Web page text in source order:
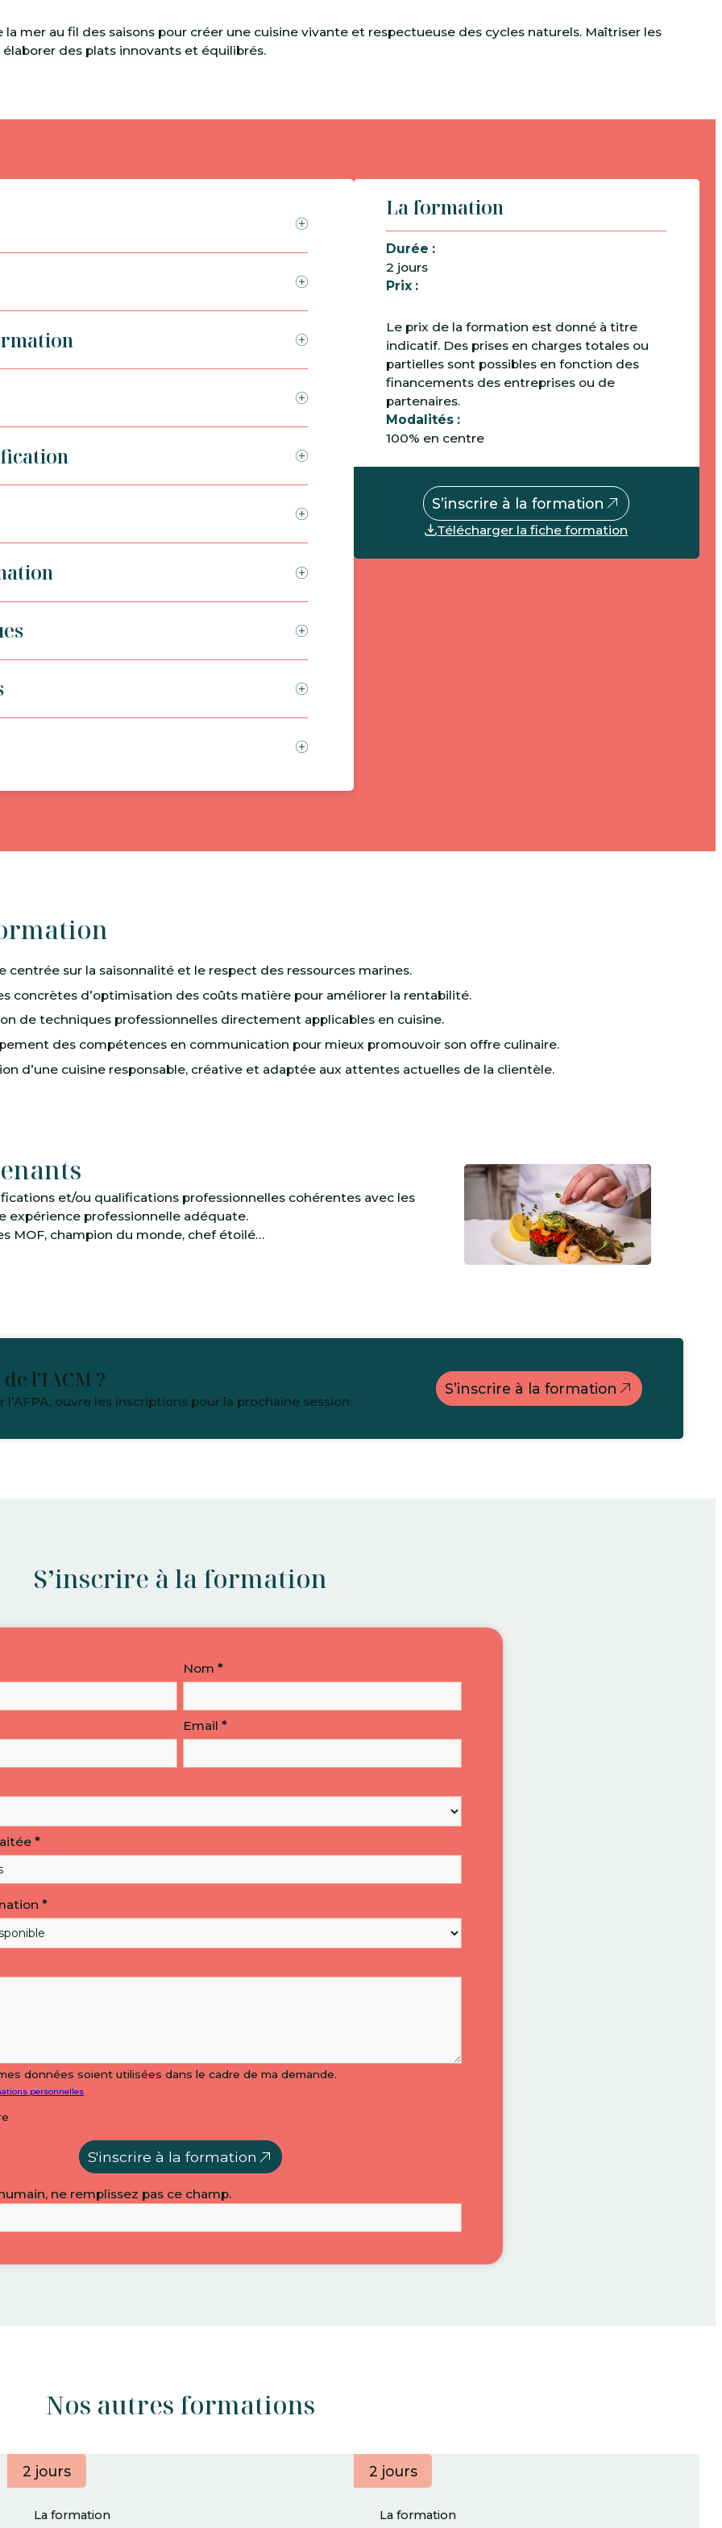
mer au fil des saisons pour créer une cuisine vivante et respectueuse des cycles naturels. Maîtriser les
des plats innovants et équilibrés.
La formation
Durée :
2 jours
Prix :
Le prix de la formation est donné à titre
indicatif. Des prises en charges totales ou
partielles sont possibles en fonction des
financements des entreprises ou de
partenaires.
Modalités :
100% en centre
S’inscrire à la formation
Télécharger la fiche formation
centrée sur la saisonnalité et le respect des ressources marines.
concrètes d’optimisation des coûts matière pour améliorer la rentabilité.
de techniques professionnelles directement applicables en cuisine.
des compétences en communication pour mieux promouvoir son offre culinaire.
d’une cuisine responsable, créative et adaptée aux attentes actuelles de la clientèle.
et/ou qualifications professionnelles cohérentes avec les
expérience professionnelle adéquate.
MOF, champion du monde, chef étoilé…
l’IACM ?
ouvre les inscriptions pour la prochaine session.
S’inscrire à la formation
S’inscrire à la formation
Nom *
Email *
*
*
données soient utilisées dans le cadre de ma demande.
personnelles
S'inscrire à la formation
ne remplissez pas ce champ.
Nos autres formations
2 jours
La formation
2 jours
La formation